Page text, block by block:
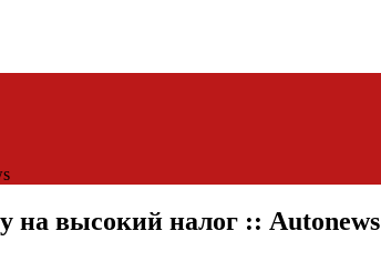
на высокий налог :: Autonews